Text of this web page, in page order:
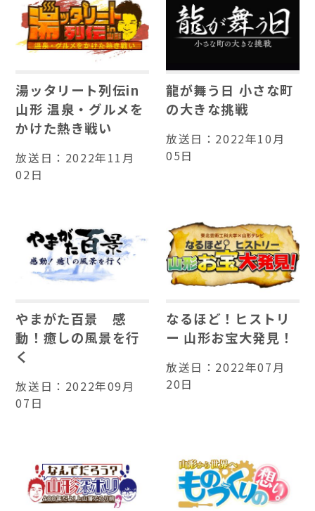
湯ッタリート列伝in
山形 温泉・グルメを
かけた熱き戦い
放送日： 2022年11月
02日
龍が舞う日 小さな町
の大きな挑戦
放送日： 2022年10月
05日
やまがた百景 感
動！癒しの風景を行
く
放送日： 2022年09月
07日
なるほど！ヒストリ
ー 山形お宝大発見！
放送日： 2022年07月
20日